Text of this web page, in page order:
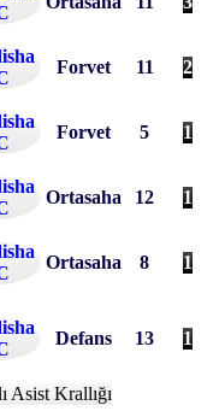
Forvet 11 2
Forvet 5 1
Ortasaha 12 1
Ortasaha 8 1
Defans 13 1
Asist Krallığı